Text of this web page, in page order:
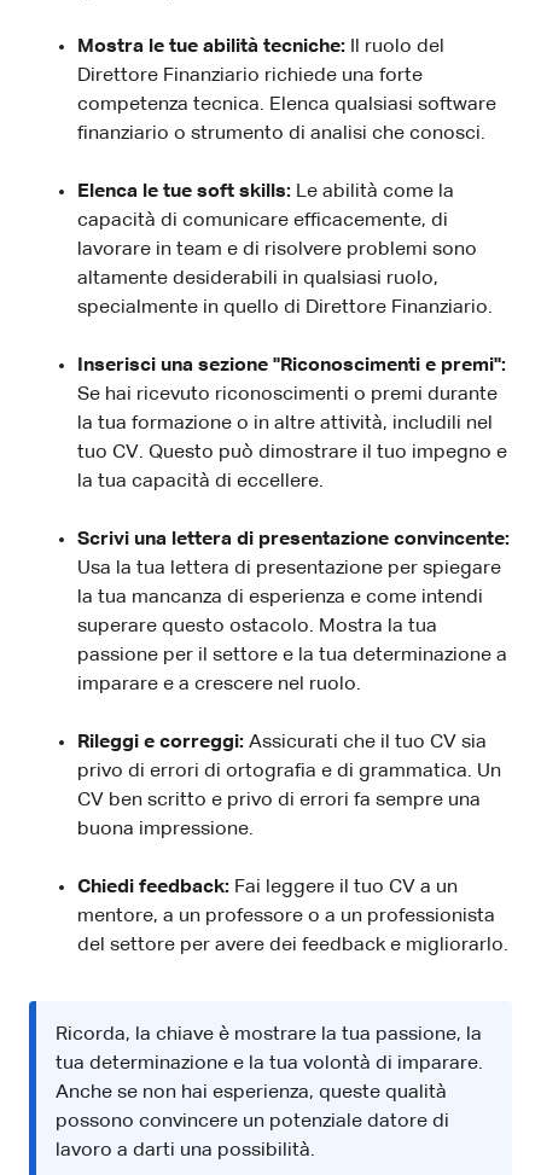
Mostra le tue abilità tecniche:
Il ruolo del
Direttore Finanziario richiede una forte
competenza tecnica. Elenca qualsiasi software
finanziario o strumento di analisi che conosci.
Elenca le tue soft skills: Le abilità come la
capacità di comunicare efficacemente, di
lavorare in team e di risolvere problemi sono
altamente desiderabili in qualsiasi ruolo,
specialmente in quello di Direttore Finanziario.
Inserisci una sezione "Riconoscimenti e premi":
Se hai ricevuto riconoscimenti o premi durante
la tua formazione o in altre attività, includili nel
tuo CV. Questo può dimostrare il tuo impegno e
la tua capacità di eccellere.
Scrivi una lettera di presentazione convincente:
Usa la tua lettera di presentazione per spiegare
la tua mancanza di esperienza e come intendi
superare questo ostacolo. Mostra la tua
passione per il settore e la tua determinazione a
imparare e a crescere nel ruolo.
Rileggi e correggi: Assicurati che il tuo CV sia
privo di errori di ortografia e di grammatica. Un
CV ben scritto e privo di errori fa sempre una
buona impressione.
Chiedi feedback: Fai leggere il tuo CV a un
mentore, a un professore o a un professionista
del settore per avere dei feedback e migliorarlo.
Ricorda, la chiave è mostrare la tua passione, la
tua determinazione e la tua volontà di imparare.
Anche se non hai esperienza, queste qualità
possono convincere un potenziale datore di
lavoro a darti una possibilità.